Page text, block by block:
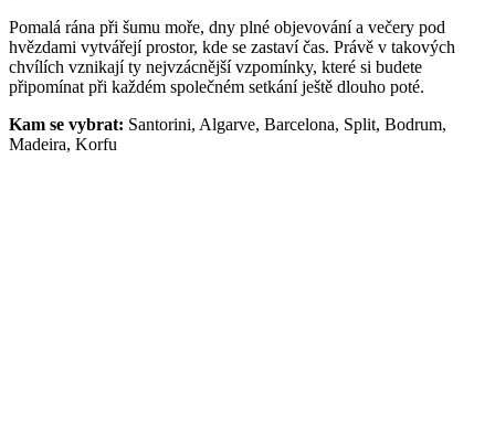
Pomalá rána při šumu moře, dny plné objevování a večery pod
hvězdami vytvářejí prostor, kde se zastaví čas. Právě v takových
chvílích vznikají ty nejvzácnější vzpomínky, které si budete
připomínat při každém společném setkání ještě dlouho poté.
Kam se vybrat: Santorini, Algarve, Barcelona, Split, Bodrum,
Madeira, Korfu